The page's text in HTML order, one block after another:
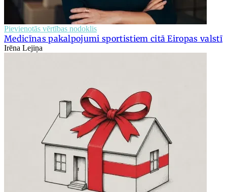
Pievienotās vērtības nodoklis
Medicīnas pakalpojumi sportistiem citā Eiropas valstī
Irēna Lejiņa